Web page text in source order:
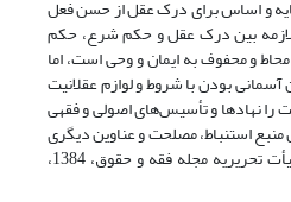
و اساس برای درک عقل از حسن فعل
بین درک عقل و حکم شرع، حکم
و محفوف به ایمان و وحی است، اما
بودن با شروط و لوازم عقلانیت
را نهادها و تأسیس‌های اصولی و فقهی
استنباط، مصلحت و عناوین دیگری
از این قبیل، آشکار می‌کنند.(هیأت تحریریه مجله فقه و حقوق، 1384،